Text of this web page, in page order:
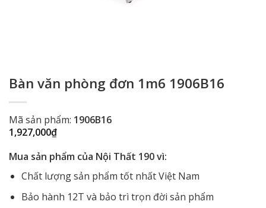
Bàn văn phòng đơn 1m6 1906B16
Mã sản phẩm: 1906B16
1,927,000₫
Mua sản phẩm của Nội Thất 190 vì:
Chất lượng sản phẩm tốt nhất Việt Nam
Bảo hành 12T và bảo trì trọn đời sản phẩm